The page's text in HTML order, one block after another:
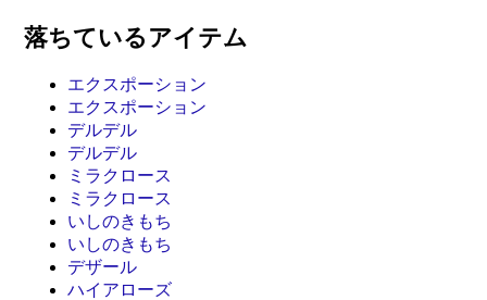
落ちているアイテム
エクスポーション
エクスポーション
デルデル
デルデル
ミラクロース
ミラクロース
いしのきもち
いしのきもち
デザール
ハイアローズ